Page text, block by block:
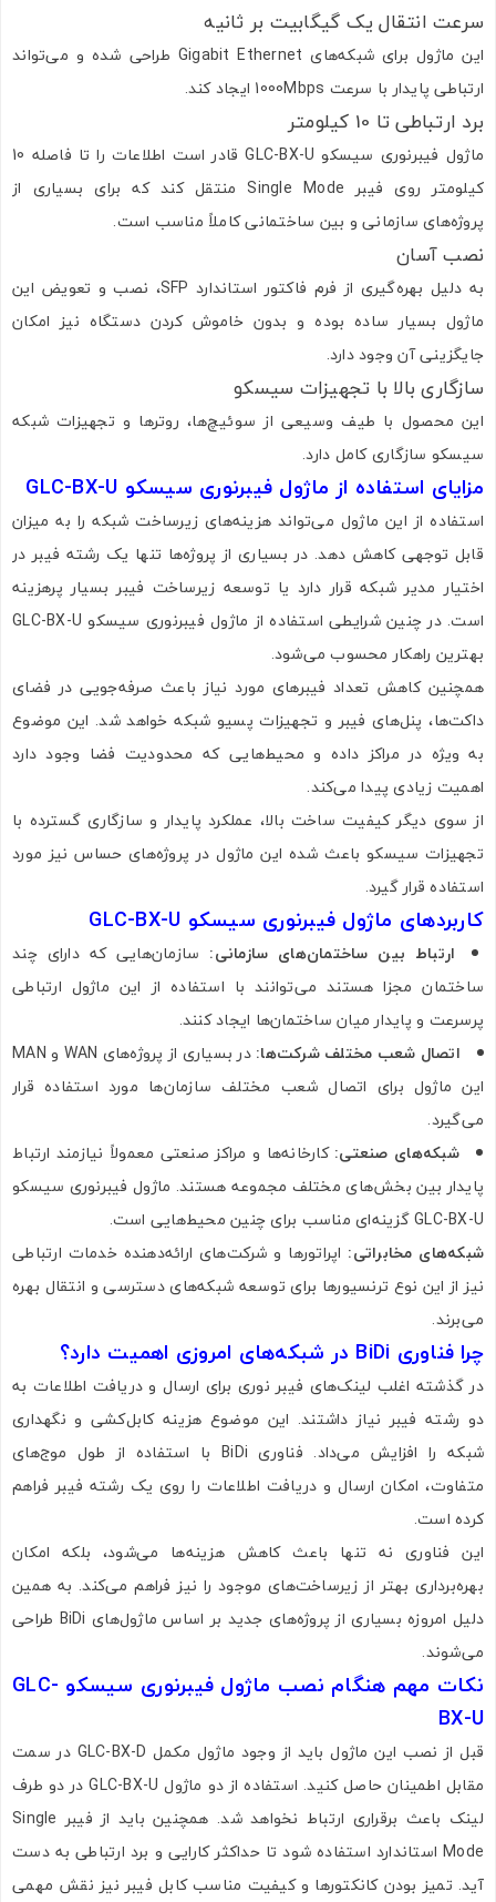
سرعت انتقال یک گیگابیت بر ثانیه
این ماژول برای شبکه‌های Gigabit Ethernet طراحی شده و می‌تواند
ارتباطی پایدار با سرعت 1000Mbps ایجاد کند.
برد ارتباطی تا 10 کیلومتر
ماژول فیبرنوری سیسکو GLC-BX-U قادر است اطلاعات را تا فاصله 10
کیلومتر روی فیبر Single Mode منتقل کند که برای بسیاری از
پروژه‌های سازمانی و بین ساختمانی کاملاً مناسب است.
نصب آسان
به دلیل بهره‌گیری از فرم فاکتور استاندارد SFP، نصب و تعویض این
ماژول بسیار ساده بوده و بدون خاموش کردن دستگاه نیز امکان
جایگزینی آن وجود دارد.
سازگاری بالا با تجهیزات سیسکو
این محصول با طیف وسیعی از سوئیچ‌ها، روترها و تجهیزات شبکه
سیسکو سازگاری کامل دارد.
مزایای استفاده از ماژول فیبرنوری سیسکو GLC-BX-U
استفاده از این ماژول می‌تواند هزینه‌های زیرساخت شبکه را به میزان
قابل توجهی کاهش دهد. در بسیاری از پروژه‌ها تنها یک رشته فیبر در
اختیار مدیر شبکه قرار دارد یا توسعه زیرساخت فیبر بسیار پرهزینه
است. در چنین شرایطی استفاده از ماژول فیبرنوری سیسکو GLC-BX-U
بهترین راهکار محسوب می‌شود.
همچنین کاهش تعداد فیبرهای مورد نیاز باعث صرفه‌جویی در فضای
داکت‌ها، پنل‌های فیبر و تجهیزات پسیو شبکه خواهد شد. این موضوع
به ویژه در مراکز داده و محیط‌هایی که محدودیت فضا وجود دارد
اهمیت زیادی پیدا می‌کند.
از سوی دیگر کیفیت ساخت بالا، عملکرد پایدار و سازگاری گسترده با
تجهیزات سیسکو باعث شده این ماژول در پروژه‌های حساس نیز مورد
استفاده قرار گیرد.
کاربردهای ماژول فیبرنوری سیسکو GLC-BX-U
ارتباط بین ساختمان‌های سازمانی: سازمان‌هایی که دارای چند
ساختمان مجزا هستند می‌توانند با استفاده از این ماژول ارتباطی
پرسرعت و پایدار میان ساختمان‌ها ایجاد کنند.
اتصال شعب مختلف شرکت‌ها:
در بسیاری از پروژه‌های WAN و MAN
این ماژول برای اتصال شعب مختلف سازمان‌ها مورد استفاده قرار
می‌گیرد.
شبکه‌های صنعتی:کارخانه‌ها و مراکز صنعتی معمولاً نیازمند ارتباط
پایدار بین بخش‌های مختلف مجموعه هستند. ماژول فیبرنوری سیسکو
GLC-BX-U گزینه‌ای مناسب برای چنین محیط‌هایی است.
شبکه‌های مخابراتی: اپراتورها و شرکت‌های ارائه‌دهنده خدمات ارتباطی
نیز از این نوع ترنسیورها برای توسعه شبکه‌های دسترسی و انتقال بهره
می‌برند.
چرا فناوری BiDi در شبکه‌های امروزی اهمیت دارد؟
در گذشته اغلب لینک‌های فیبر نوری برای ارسال و دریافت اطلاعات به
دو رشته فیبر نیاز داشتند. این موضوع هزینه کابل‌کشی و نگهداری
شبکه را افزایش می‌داد. فناوری BiDi با استفاده از طول موج‌های
متفاوت، امکان ارسال و دریافت اطلاعات را روی یک رشته فیبر فراهم
کرده است.
این فناوری نه تنها باعث کاهش هزینه‌ها می‌شود، بلکه امکان
بهره‌برداری بهتر از زیرساخت‌های موجود را نیز فراهم می‌کند. به همین
دلیل امروزه بسیاری از پروژه‌های جدید بر اساس ماژول‌های BiDi طراحی
می‌شوند.
نکات مهم هنگام نصب ماژول فیبرنوری سیسکو GLC-
BX-U
قبل از نصب این ماژول باید از وجود ماژول مکمل GLC-BX-D در سمت
مقابل اطمینان حاصل کنید. استفاده از دو ماژول GLC-BX-U در دو طرف
لینک باعث برقراری ارتباط نخواهد شد. همچنین باید از فیبر Single
Mode استاندارد استفاده شود تا حداکثر کارایی و برد ارتباطی به دست
آید. تمیز بودن کانکتورها و کیفیت مناسب کابل فیبر نیز نقش مهمی
اشتراک گذاری در شبکه های اجتماعی
ارسال به ایمیل
تصاویر رسمی